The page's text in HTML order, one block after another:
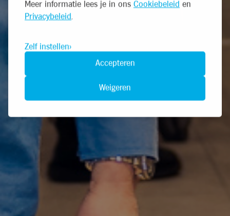
Meer informatie lees je in ons Cookiebeleid en
Privacybeleid.
Zelf instellen
Weigeren
Accepteren